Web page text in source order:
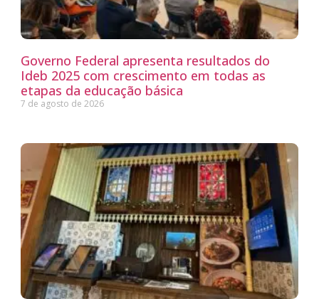
Governo Federal apresenta resultados do
Ideb 2025 com crescimento em todas as
etapas da educação básica
7 de agosto de 2026